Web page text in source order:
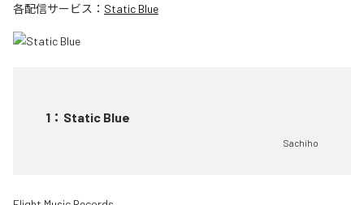
各配信サービス： Static Blue
1 ： Static Blue
Sachiho